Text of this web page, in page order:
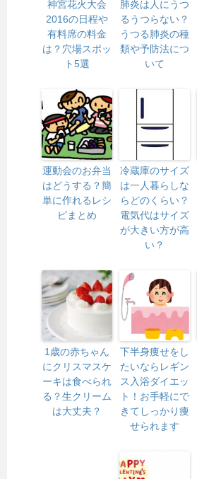
神宮花火大会
2016の日程や
有料席の料金
は？穴場スポッ
ト5選
肺炎は人にうつ
るうつらない？
うつる肺炎の種
類や予防法につ
いて
運動会のお弁当
はどうする？簡
単に作れるレシ
ピまとめ
冷蔵庫のサイズ
は一人暮らしな
らどのくらい？
電気代はサイズ
が大きい方が高
い？
1歳の赤ちゃん
にクリスマスケ
ーキは食べられ
る？生クリーム
は大丈夫？
下半身痩せをし
たいならレギン
ス入浴ダイエッ
ト！お手軽にで
きてしっかり痩
せられます